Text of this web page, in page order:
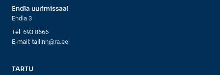
Endla uurimissaal
Endla 3
Tel: 693 8666
E-mail: tallinn@ra.ee
TARTU